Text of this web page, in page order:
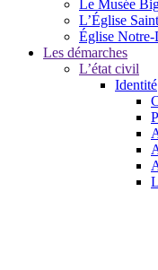
Le Musée
L’Église
Église Notre-
Les démarches
L’état civil
Identité